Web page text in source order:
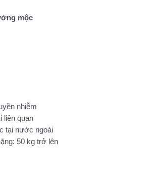
mộc
nhiễm
liên quan
tại nước ngoài
50 kg trở lên